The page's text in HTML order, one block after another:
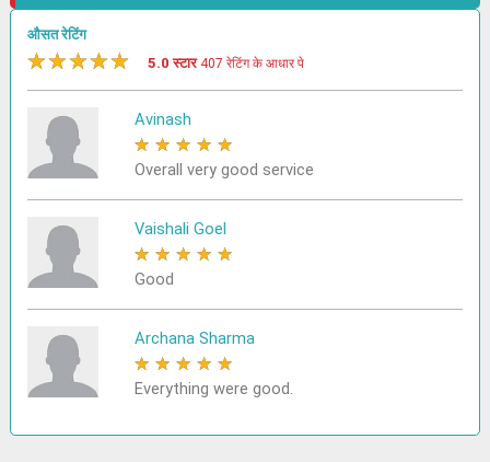
औसत रेटिंग
★★★★★ 5.0 स्टार 407 रेटिंग के आधार पे
Avinash
★ ★ ★ ★ ★
Overall very good service
Vaishali Goel
★ ★ ★ ★ ★
Good
Archana Sharma
★ ★ ★ ★ ★
Everything were good.